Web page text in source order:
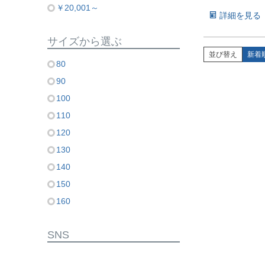
￥20,001～
サイズから選ぶ
80
90
100
110
120
130
140
150
160
SNS
詳細を見る
並び替え 新着